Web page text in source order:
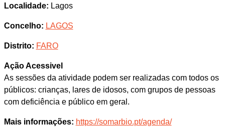
Localidade: Lagos
Concelho: LAGOS
Distrito: FARO
Ação Acessivel
As sessões da atividade podem ser realizadas com todos os
públicos: crianças, lares de idosos, com grupos de pessoas
com deficiência e público em geral.
Mais informações: https://somarbio.pt/agenda/